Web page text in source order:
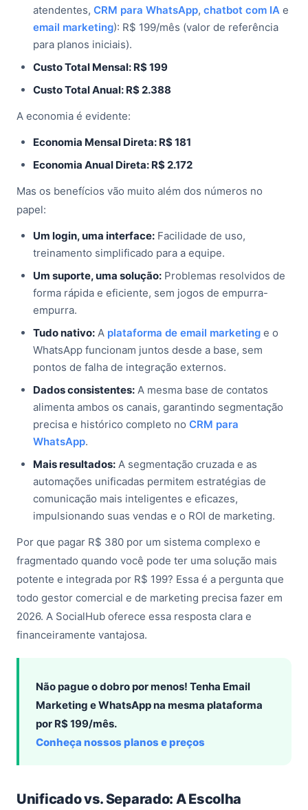
atendentes, CRM para WhatsApp, chatbot com IA e
email marketing): R$ 199/mês (valor de referência
para planos iniciais).
Custo Total Mensal: R$ 199
Custo Total Anual: R$ 2.388
A economia é evidente:
Economia Mensal Direta: R$ 181
Economia Anual Direta: R$ 2.172
Mas os benefícios vão muito além dos números no
papel:
Um login, uma interface: Facilidade de uso,
treinamento simplificado para a equipe.
Um suporte, uma solução: Problemas resolvidos de
forma rápida e eficiente, sem jogos de empurra-
empurra.
Tudo nativo: A plataforma de email marketing e o
WhatsApp funcionam juntos desde a base, sem
pontos de falha de integração externos.
Dados consistentes: A mesma base de contatos
alimenta ambos os canais, garantindo segmentação
precisa e histórico completo no CRM para
WhatsApp.
Mais resultados: A segmentação cruzada e as
automações unificadas permitem estratégias de
comunicação mais inteligentes e eficazes,
impulsionando suas vendas e o ROI de marketing.
Por que pagar R$ 380 por um sistema complexo e
fragmentado quando você pode ter uma solução mais
potente e integrada por R$ 199? Essa é a pergunta que
todo gestor comercial e de marketing precisa fazer em
2026. A SocialHub oferece essa resposta clara e
financeiramente vantajosa.
Não pague o dobro por menos! Tenha Email
Marketing e WhatsApp na mesma plataforma
por R$ 199/mês.
Conheça nossos planos e preços
Unificado vs. Separado: A Escolha